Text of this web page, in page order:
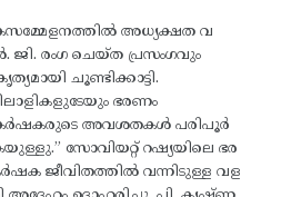
അധ്യക്ഷത വ
രംഗ ചെയ്ത പ്രസംഗവും
ചൂണ്ടിക്കാട്ടി.
ഭരണം
കർഷകരുടെ അവശതകൾ പരിപൂർ
സോവിയറ്റ് റഷ്യയിലെ ഭര
ജീവിതത്തിൽ വന്നിടുള്ള വള